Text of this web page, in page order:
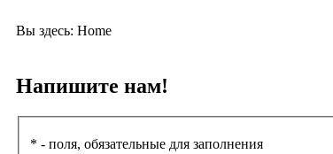
Вы здесь: Home
Напишите нам!
* - поля, обязательные для заполнения